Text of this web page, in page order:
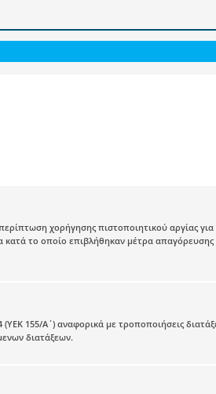
χορήγησης πιστοποιητικού αργίας
κατά το οποίο επιβλήθηκαν μέτρα
155/Α΄) αναφορικά με τροποποιήσεις
διατάξεων.